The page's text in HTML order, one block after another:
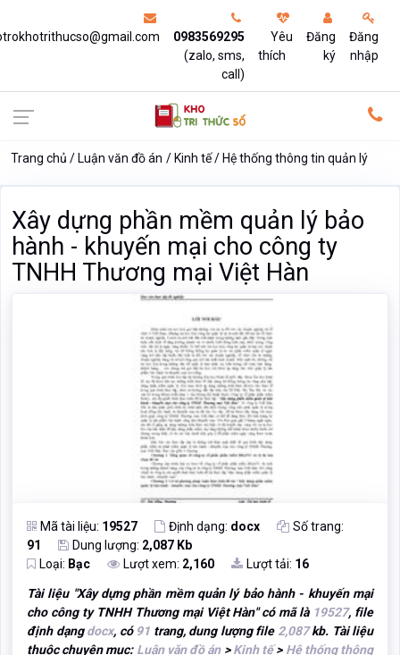
0983569295
(zalo, sms,
call)
Yêu
thích
Đăng
ký
Đăng
nhập
Trang chủ Luận văn đồ án Kinh tế Hệ thống thông tin quản lý
Xây dựng phần mềm quản lý bảo
hành - khuyến mại cho công ty
TNHH Thương mại Việt Hàn
Mã tài liệu: 19527 Định dạng: docx
Số trang:
91
Dung lượng: 2,087 Kb
Loại: Bạc Lượt xem: 2,160 Lượt tải: 16
Tài liệu "Xây dựng phần mềm quản lý bảo hành - khuyến mại
cho công ty TNHH Thương mại Việt Hàn" có mã là 19527, file
định dạngdocx, có 91 trang, dung lượng file 2,087kb. Tài liệu
thuộc chuyên mục: Luận văn đồ án>Kinh tế> Hệ thống thông